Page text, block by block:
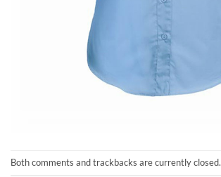
Both comments and trackbacks are currently closed.